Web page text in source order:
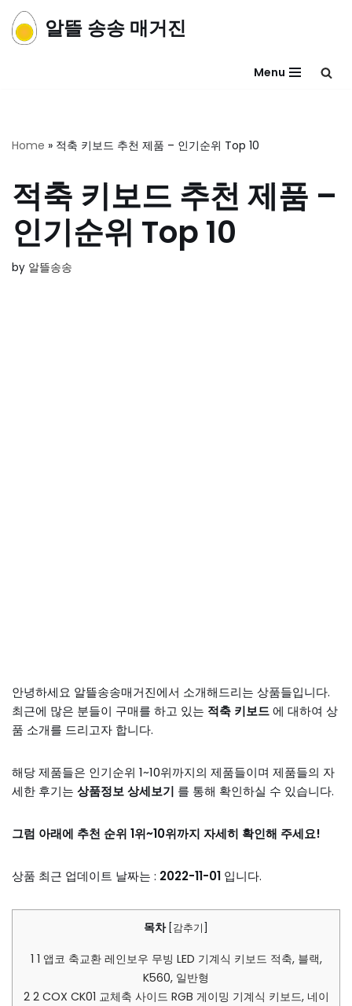
콘
알뜰 송송 매거진
Menu
Home » 적축 키보드 추천 제품 – 인기순위 Top 10
적축 키보드 추천 제품 –
인기순위 Top 10
by 알뜰송송
안녕하세요 알뜰송송매거진에서 소개해드리는 상품들입니다.
최근에 많은 분들이 구매를 하고 있는 적축 키보드에 대하여 상
품 소개를 드리고자 합니다.
해당 제품들은 인기순위 1~10위까지의 제품들이며 제품들의 자
세한 후기는 상품정보 상세보기 를 통해 확인하실 수 있습니다.
그럼 아래에 추천 순위 1위~10위까지 자세히 확인해 주세요!
상품 최근 업데이트 날짜는 : 2022-11-01 입니다.
목차 감추기
1 1 앱코 축교환 레인보우 무빙 LED 기계식 키보드 적축, 블랙,
K560, 일반형
22 COX CK01 교체축 사이드 RGB 게이밍 기계식 키보드, 네이